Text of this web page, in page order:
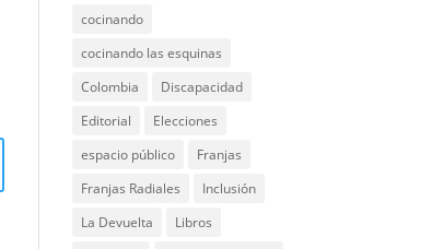
cocinando
cocinando las esquinas
Colombia
Discapacidad
Editorial
Elecciones
espacio público
Franjas
Franjas Radiales
Inclusión
La Devuelta
Libros